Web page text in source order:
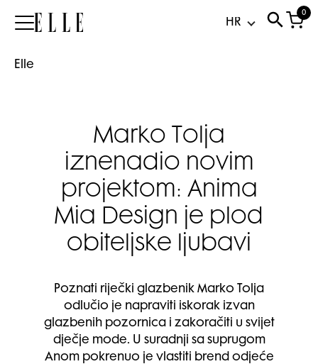
Elle
0
Elle
Marko Tolja
iznenadio novim
projektom: Anima
Mia Design je plod
obiteljske ljubavi
Poznati riječki glazbenik Marko Tolja
odlučio je napraviti iskorak izvan
glazbenih pozornica i zakoračiti u svijet
dječje mode. U suradnji sa suprugom
Anom pokrenuo je vlastiti brend odjeće